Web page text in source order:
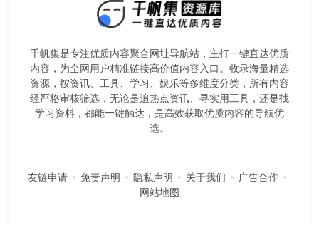
千帆集是专注优质内容聚合网址导航站，主打一键直达优质
内容，为全网用户精准链接高价值内容入口。​收录海量精选
资源，按资讯、工具、学习、娱乐等多维度分类，所有内容
经严格审核筛选，无论是追热点资讯、寻实用工具，还是找
学习资料，都能一键触达，是高效获取优质内容的导航优
选。
友链申请 免责声明 隐私声明 关于我们
广告合作
网站地图